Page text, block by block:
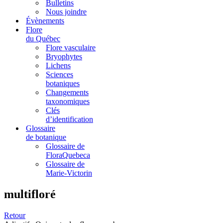
Bulletins
Nous joindre
Évènements
Flore
du Québec
Flore vasculaire
Bryophytes
Lichens
Sciences
botaniques
Changements
taxonomiques
Clés
d’identification
Glossaire
de botanique
Glossaire de
FloraQuebeca
Glossaire de
Marie-Victorin
multifloré
Retour